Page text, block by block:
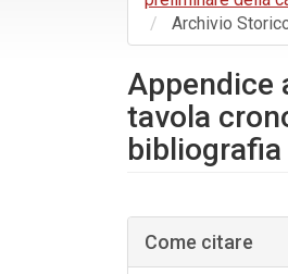
Archivio
Appendice
tavola
bibliografia
laterale
dell'articolo
Come citare